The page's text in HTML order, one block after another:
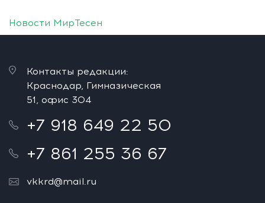
Новости МирТесен
Контакты редакции:
Краснодар, Гимназическая
51, офис 304
+7 918 649 22 50
+7 861 255 36 67
vkkrd@mail.ru